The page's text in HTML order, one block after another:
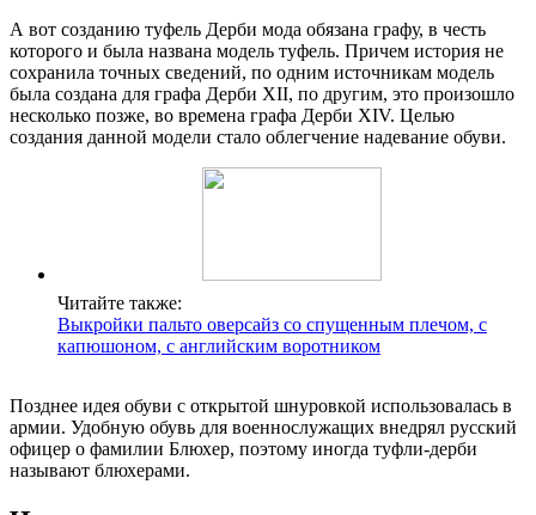
А вот созданию туфель Дерби мода обязана графу, в честь
которого и была названа модель туфель. Причем история не
сохранила точных сведений, по одним источникам модель
была создана для графа Дерби XII, по другим, это произошло
несколько позже, во времена графа Дерби XIV. Целью
создания данной модели стало облегчение надевание обуви.
Читайте также:
Выкройки пальто оверсайз со спущенным плечом, с
капюшоном, с английским воротником
Позднее идея обуви с открытой шнуровкой использовалась в
армии. Удобную обувь для военнослужащих внедрял русский
офицер о фамилии Блюхер, поэтому иногда туфли-дерби
называют блюхерами.